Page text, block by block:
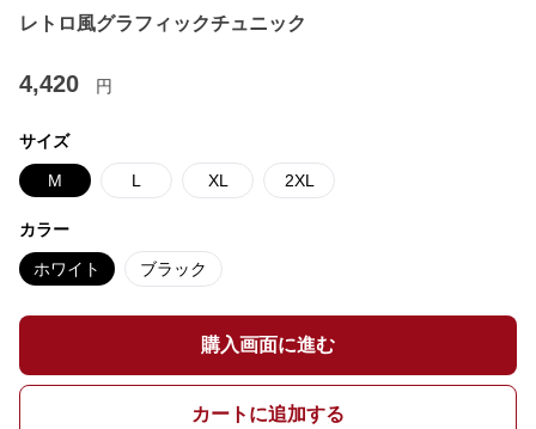
レトロ風グラフィックチュニック
4,420 円
サイズ
M L XL 2XL
カラー
ホワイト ブラック
購入画面に進む
カートに追加する